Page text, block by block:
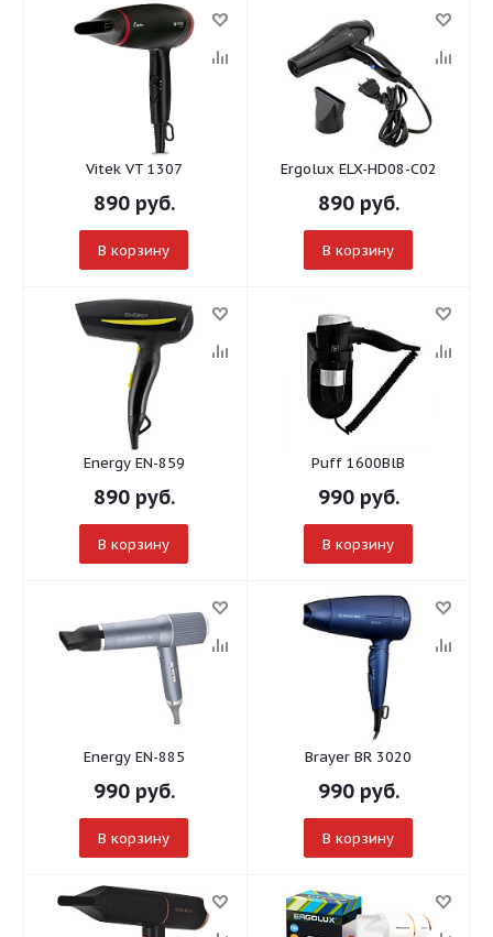
Vitek VT 1307
890руб.
В корзину
Ergolux ELX-HD08-C02
890руб.
В корзину
Energy EN-859
890руб.
В корзину
Puff 1600BlB
990руб.
В корзину
Energy EN-885
990руб.
В корзину
Brayer BR 3020
990руб.
В корзину